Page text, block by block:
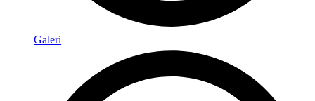
Galeri